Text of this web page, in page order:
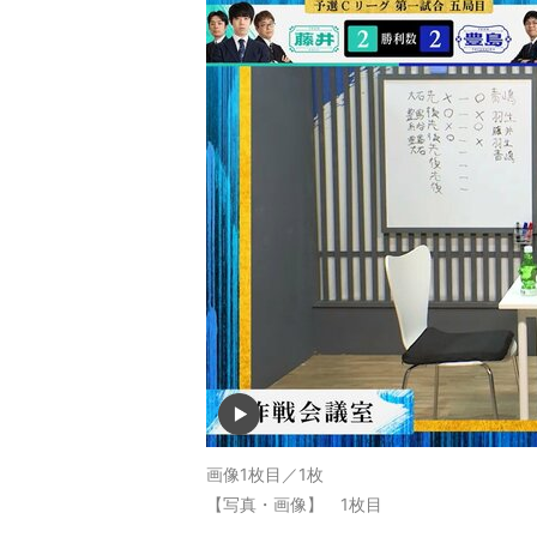
画像1枚目／1枚
【写真・画像】 1枚目